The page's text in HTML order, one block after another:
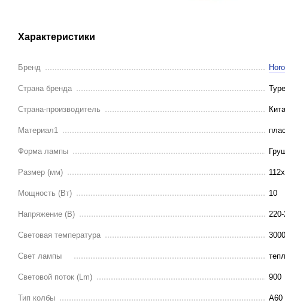
Характеристики
Бренд
Страна бренда
Страна-производитель
Материал1
Форма лампы
Размер (мм)
Мощность (Вт) 10
Напряжение (В)
Световая температура
Свет лампы
Световой поток (Lm) 900
Тип колбы A60